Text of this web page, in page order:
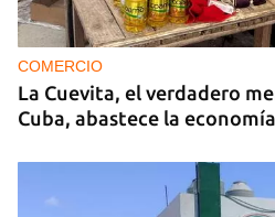
La hija de un diplomático
EE UU en 2003 está bajo
COMERCIO
La Cuevita, el verdadero
Cuba, abastece la